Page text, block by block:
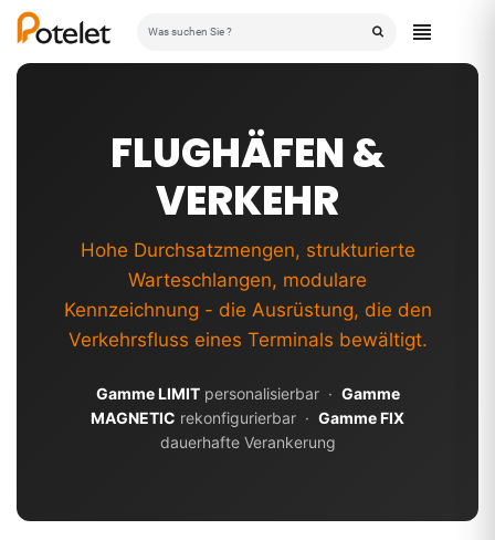
FLUGHÄFEN &
VERKEHR
Hohe Durchsatzmengen, strukturierte
Warteschlangen, modulare
Kennzeichnung - die Ausrüstung, die den
Verkehrsfluss eines Terminals bewältigt.
Gamme LIMITpersonalisierbar · Gamme
MAGNETIC rekonfigurierbar · Gamme FIX
dauerhafte Verankerung